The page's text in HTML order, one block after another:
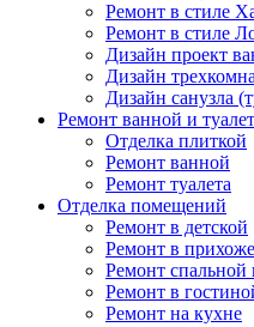
Ремонт в стиле
Ремонт в стиле
Дизайн проект
Дизайн
Дизайн санузла
Ремонт ванной и
Отделка плиткой
Ремонт ванной
Ремонт туалета
Отделка помещений
Ремонт в детской
Ремонт в
Ремонт спальной
Ремонт в
Ремонт на кухне